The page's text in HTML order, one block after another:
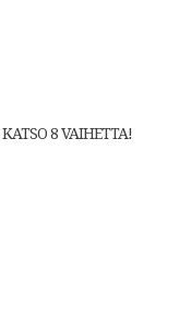
8 VAIHETTA!